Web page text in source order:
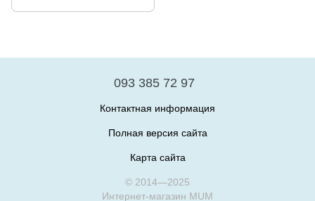
093 385 72 97
Контактная информация
Полная версия сайта
Карта сайта
© 2014—2025
Интернет-магазин MUM